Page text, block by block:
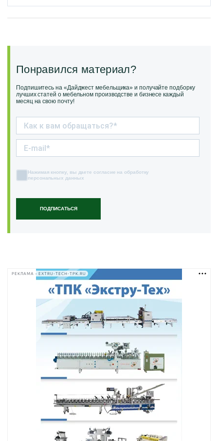
Понравился материал?
Подпишитесь на «Дайджест мебельщика» и получайте подборку
лучших статей о мебельном производстве и бизнесе каждый
месяц на свою почту!
ПОДПИСАТЬСЯ
Нажимая кнопку, вы даете согласие на обработку
персональных данных
РЕКЛАМА • EXTRU-TECH-TPK.RU